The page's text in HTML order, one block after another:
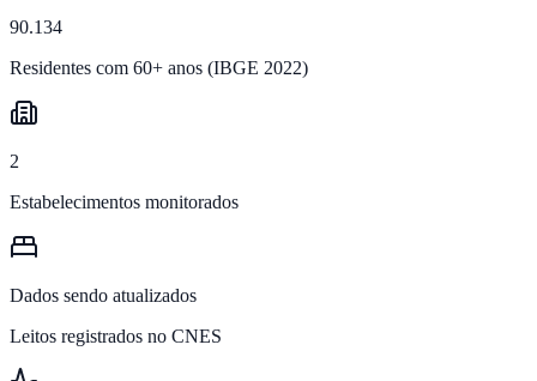
90.134
Residentes com 60+ anos (IBGE 2022)
2
Estabelecimentos monitorados
Dados sendo atualizados
Leitos registrados no CNES